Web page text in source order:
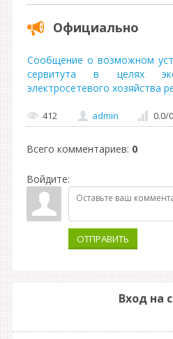
Официально
Сообщение о возможном
сервитута в целях
электросетевого хозяйства
412 admin 0.0/0
Всего комментариев: 0
Войдите:
ОТПРАВИТЬ
Вход на